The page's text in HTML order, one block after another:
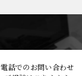
電話でのお問い合わせ